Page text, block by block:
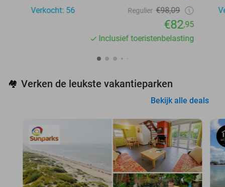
Verkocht: 56
Regulier €98,09
€82,95
Inclusief toeristenbelasting
🏘️ Verken de leukste vakantieparken
Bekijk alle deals